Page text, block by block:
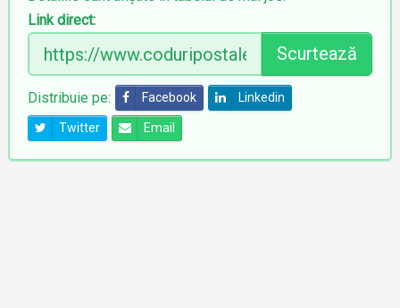
Link direct:
Scurtează
Distribuie pe: Facebook Linkedin
Twitter Email